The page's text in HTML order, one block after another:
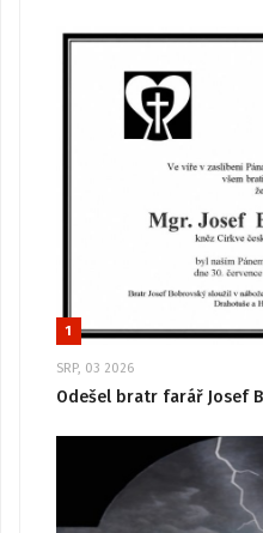
1
SRP, 03 2026
Odešel bratr farář Josef